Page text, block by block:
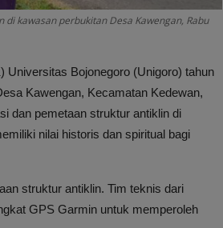
kawasan perbukitan Desa Kawengan, Rabu
Universitas Bojonegoro (Unigoro) tahun
Kawengan, Kecamatan Kedewan,
dan pemetaan struktur antiklin di
nilai historis dan spiritual bagi
struktur antiklin. Tim teknis dari
GPS Garmin untuk memperoleh